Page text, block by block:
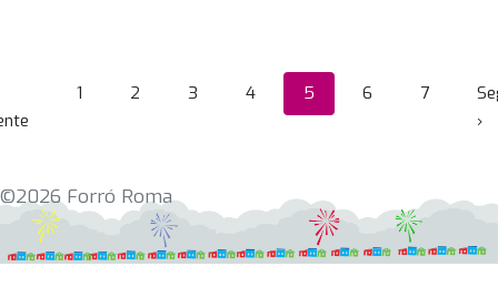
1 2 3 4 5 6 7
›
©2026 Forró Roma